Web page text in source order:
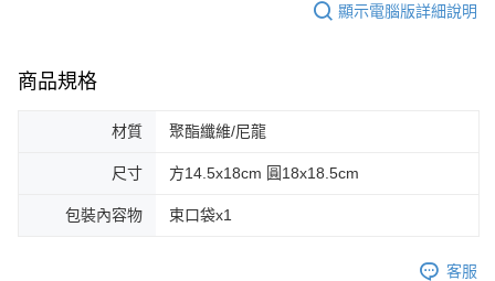
顯示電腦版詳細說明
商品規格
材質 聚酯纖維/尼龍
尺寸 方14.5x18cm 圓18x18.5cm
包裝內容物 束口袋x1
客服